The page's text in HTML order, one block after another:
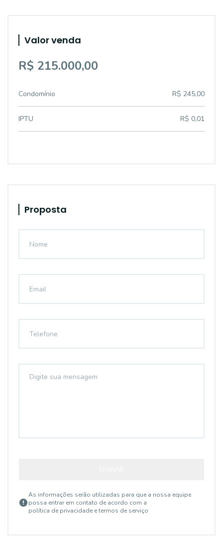
Valor venda
R$ 215.000,00
Condomínio R$ 245,00
IPTU R$ 0,01
Proposta
As informações serão utilizadas para que a nossa equipe
possa entrar em contato de acordo com a
política de privacidade e termos de serviço